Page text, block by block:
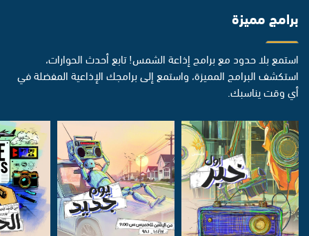
برامج مميزة
استمع بلا حدود مع برامج إذاعة الشمس! تابع أحدث الحوارات،
استكشف البرامج المميزة، واستمع إلى برامجك الإذاعية المفضلة في
أي وقت يناسبك.